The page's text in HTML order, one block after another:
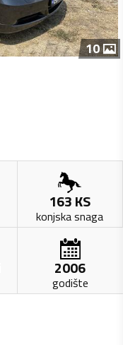
10
163KS
konjska snaga
2006
godište